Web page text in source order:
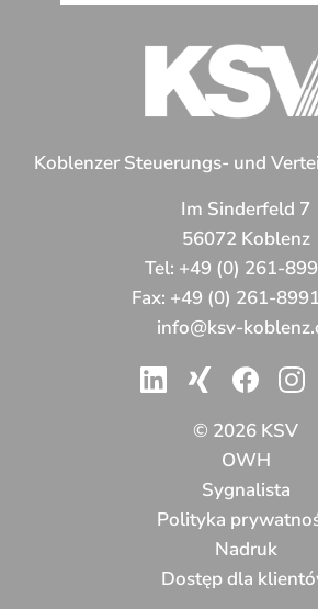
Koblenzer Steuerungs- und
Im Sinderfeld 7
56072 Koblenz
Tel: +49 (0) 261-
Fax: +49 (0) 261-
info@ksv-
© 2026 KSV
OWH
Sygnalista
Polityka
Nadruk
Dostęp dla